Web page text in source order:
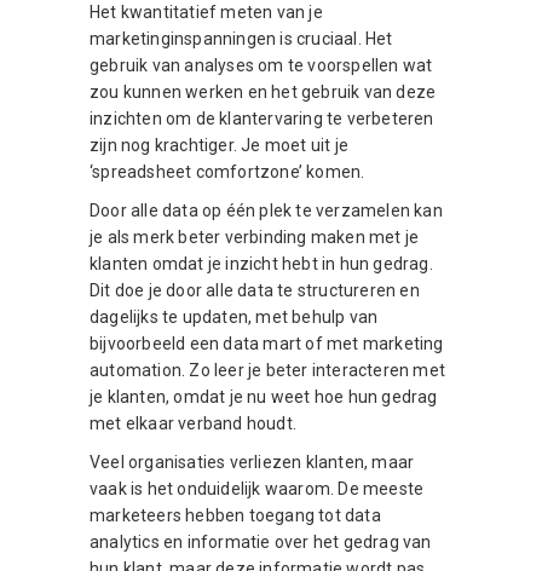
Het kwantitatief meten van je
marketinginspanningen is cruciaal. Het
gebruik van analyses om te voorspellen wat
zou kunnen werken en het gebruik van deze
inzichten om de klantervaring te verbeteren
zijn nog krachtiger. Je moet uit je
‘spreadsheet comfortzone’ komen.
Door alle data op één plek te verzamelen kan
je als merk beter verbinding maken met je
klanten omdat je inzicht hebt in hun gedrag.
Dit doe je door alle data te structureren en
dagelijks te updaten, met behulp van
bijvoorbeeld een data mart of met marketing
automation. Zo leer je beter interacteren met
je klanten, omdat je nu weet hoe hun gedrag
met elkaar verband houdt.
Veel organisaties verliezen klanten, maar
vaak is het onduidelijk waarom. De meeste
marketeers hebben toegang tot data
analytics en informatie over het gedrag van